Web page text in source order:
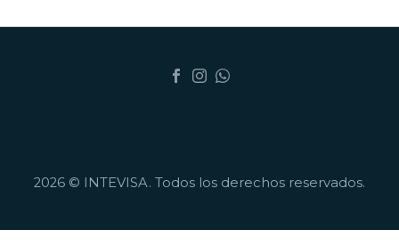
2026 © INTEVISA. Todos los derechos reservados.